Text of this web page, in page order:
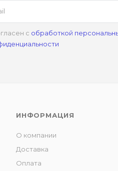
с обработкой
ИНФОРМАЦИЯ
О компании
Доставка
Оплата